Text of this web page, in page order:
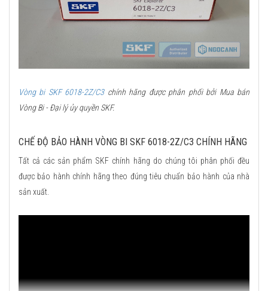
Vòng bi SKF 6018-2Z/C3chính hãng được phân phối bởi Mua bán
Vòng Bi - Đại lý ủy quyền SKF.
CHẾ ĐỘ BẢO HÀNH VÒNG BI SKF 6018-2Z/C3 CHÍNH HÃNG
Tất cả các sản phẩm SKF chính hãng do chúng tôi phân phối đều
được bảo hành chính hãng theo đúng tiêu chuẩn bảo hành của nhà
sản xuất.